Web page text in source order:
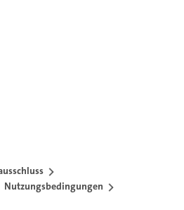
Nutzungsbedingungen